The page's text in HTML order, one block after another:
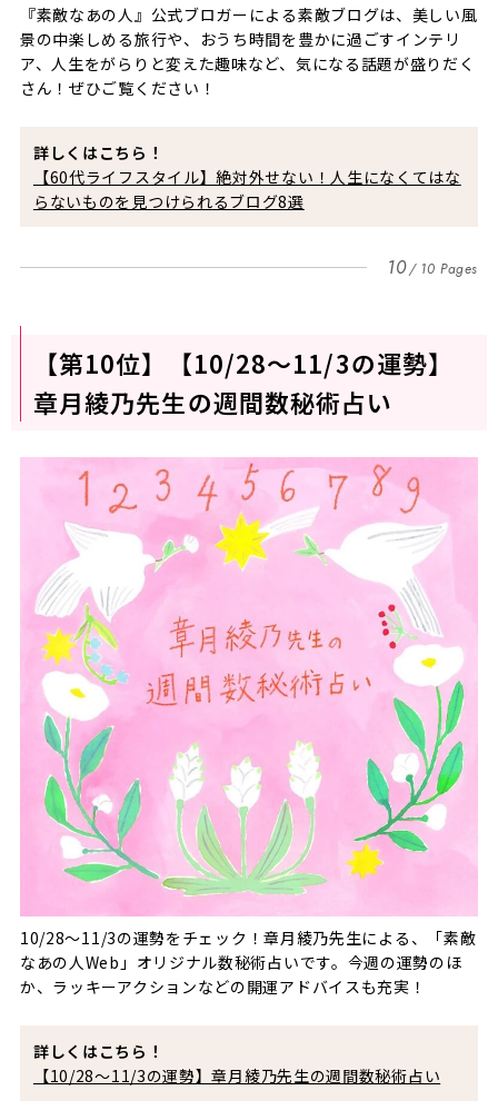
『素敵なあの人』公式ブロガーによる素敵ブログは、美しい風
景の中楽しめる旅行や、おうち時間を豊かに過ごすインテリ
ア、人生をがらりと変えた趣味など、気になる話題が盛りだく
さん！ぜひご覧ください！
詳しくはこちら！
【60代ライフスタイル】絶対外せない！人生になくてはな
らないものを見つけられるブログ8選
10 10 Pages
【第10位】【10/28～11/3の運勢】
章月綾乃先生の週間数秘術占い
10/28～11/3の運勢をチェック！章月綾乃先生による、「素敵
なあの人Web」オリジナル数秘術占いです。今週の運勢のほ
か、ラッキーアクションなどの開運アドバイスも充実！
詳しくはこちら！
【10/28～11/3の運勢】章月綾乃先生の週間数秘術占い